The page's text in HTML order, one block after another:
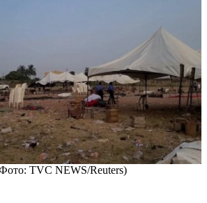
TVC NEWS/Reuters)